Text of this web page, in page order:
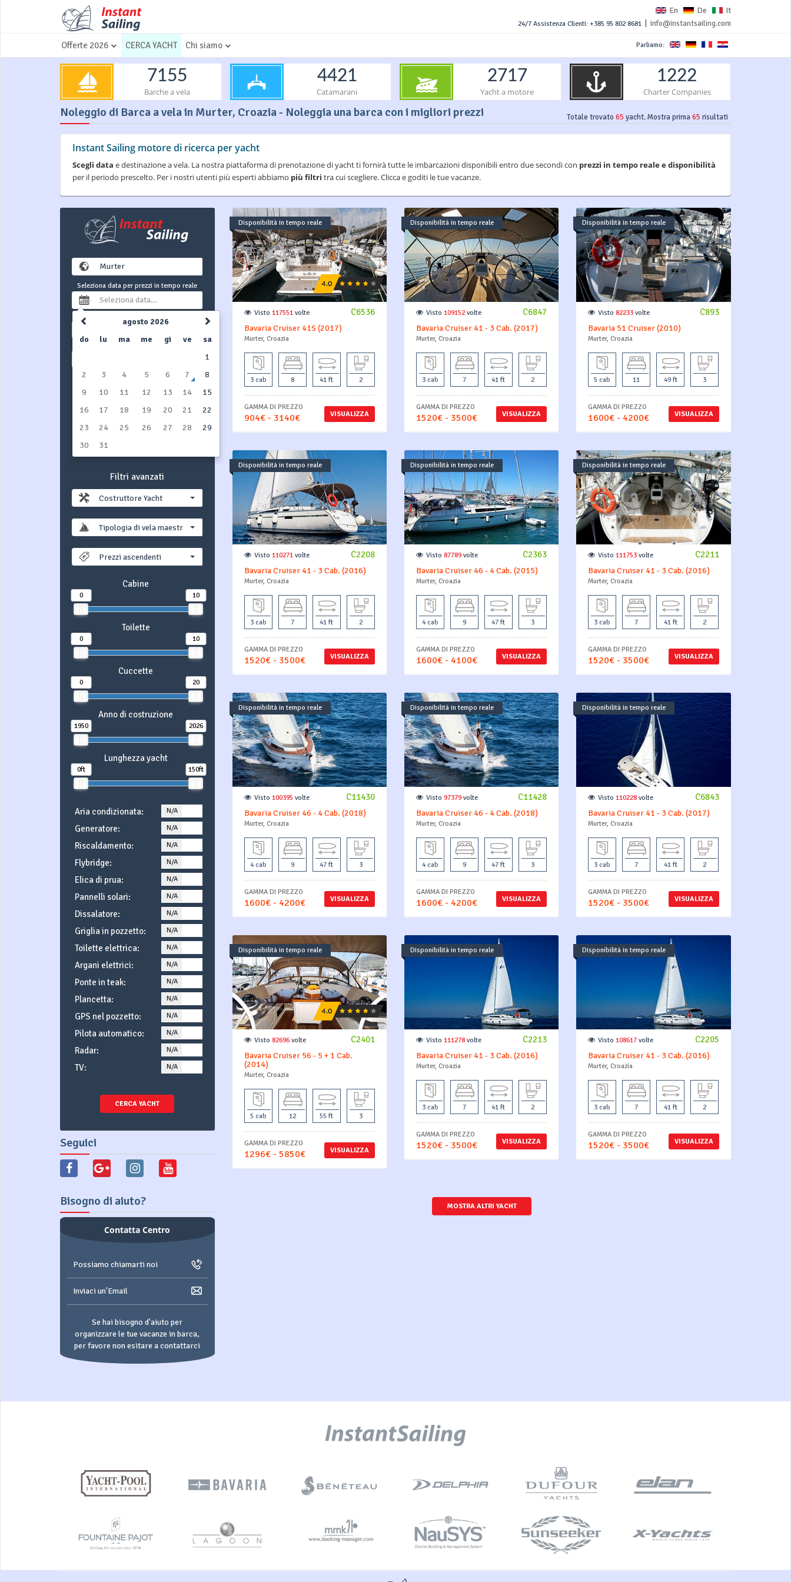
En De It
24/7 Assistenza Clienti: +385 95 802 8681 info@instantsailing.com
Parliamo:
Offerte 2026 CERCA YACHT Chi siamo
7155
Barche a vela
4421
Catamarani
2717
Yacht a motore
1222
Charter Companies
Noleggio di Barca a vela in Murter, Croazia - Noleggia una barca con i migliori prezzi Totale trovato 65 yacht. Mostra prima65 risultati
Instant Sailing motore di ricerca per yacht
Scegli data e destinazione a vela. La nostra piattaforma di prenotazione di yacht ti fornirà tutte le imbarcazioni disponibili entro due secondi con prezzi in tempo reale e disponibilità
per il periodo prescelto. Per i nostri utenti più esperti abbiamo più filtri tra cui scegliere. Clicca e goditi le tue vacanze.
Seleziona data per prezzi in tempo reale
agosto 2026
do
lu ma me gi ve
sa
1
2
3 4 5 6 7
8
9
10 11 12 13 14
15
16
17 18 19 20 21
22
23
24 25 26 27 28
29
30
31
CERCA YACHT
Includi le barche attualmente in
pre-prenotazione (opzione)
NO
Filtri avanzati
Costruttore Yacht
Tipologia di vela maestra
Prezzi ascendenti
Cabine
0 10
Toilette
0 10
Cuccette
0 20
Anno di costruzione
1950 2026
Lunghezza yacht
0ft 150ft
Aria condizionata: N/A
Generatore: N/A
Riscaldamento: N/A
Flybridge: N/A
Elica di prua: N/A
Pannelli solari: N/A
Dissalatore: N/A
Griglia in pozzetto: N/A
Toilette elettrica: N/A
Argani elettrici: N/A
Ponte in teak: N/A
Plancetta: N/A
GPS nel pozzetto: N/A
Pilota automatico: N/A
Radar: N/A
TV: N/A
CERCA YACHT
Seguici
Bisogno di aiuto?
Contatta Centro
Possiamo chiamarti noi
Inviaci un'Email
Se hai bisogno d'aiuto per
organizzare le tue vacanze in barca,
per favore non esitare a contattarci
Disponibilità in tempo reale
C6536
Visto 117551volte
Bavaria Cruiser 41S (2017)
Murter, Croazia
3 cab 8 41 ft 2
VISUALIZZA
GAMMA DI PREZZO
904€ - 3140€
Disponibilità in tempo reale
C6847
Visto 109152volte
Bavaria Cruiser 41 - 3 Cab. (2017)
Murter, Croazia
3 cab 7 41 ft 2
VISUALIZZA
GAMMA DI PREZZO
1520€ - 3500€
Disponibilità in tempo reale
C893
Visto82233 volte
Bavaria 51 Cruiser (2010)
Murter, Croazia
5 cab 11 49 ft 3
VISUALIZZA
GAMMA DI PREZZO
1600€ - 4200€
Disponibilità in tempo reale
C2208
Visto 110271volte
Bavaria Cruiser 41 - 3 Cab. (2016)
Murter, Croazia
3 cab 7 41 ft 2
VISUALIZZA
GAMMA DI PREZZO
1520€ - 3500€
Disponibilità in tempo reale
C2363
Visto 87789volte
Bavaria Cruiser 46 - 4 Cab. (2015)
Murter, Croazia
4 cab 9 47 ft 3
VISUALIZZA
GAMMA DI PREZZO
1600€ - 4100€
Disponibilità in tempo reale
C2211
Visto111753 volte
Bavaria Cruiser 41 - 3 Cab. (2016)
Murter, Croazia
3 cab 7 41 ft 2
VISUALIZZA
GAMMA DI PREZZO
1520€ - 3500€
Disponibilità in tempo reale
C11430
Visto 100395 volte
Bavaria Cruiser 46 - 4 Cab. (2018)
Murter, Croazia
4 cab 9 47 ft 3
VISUALIZZA
GAMMA DI PREZZO
1600€ - 4200€
Disponibilità in tempo reale
C11428
Visto 97379volte
Bavaria Cruiser 46 - 4 Cab. (2018)
Murter, Croazia
4 cab 9 47 ft 3
VISUALIZZA
GAMMA DI PREZZO
1600€ - 4200€
Disponibilità in tempo reale
C6843
Visto110228 volte
Bavaria Cruiser 41 - 3 Cab. (2017)
Murter, Croazia
3 cab 7 41 ft 2
VISUALIZZA
GAMMA DI PREZZO
1520€ - 3500€
Disponibilità in tempo reale
C2401
Visto 82696volte
Bavaria Cruiser 56 - 5 + 1 Cab.
(2014)
Murter, Croazia
5 cab 12 55 ft 3
VISUALIZZA
GAMMA DI PREZZO
1296€ - 5850€
Disponibilità in tempo reale
C2213
Visto 111278volte
Bavaria Cruiser 41 - 3 Cab. (2016)
Murter, Croazia
3 cab 7 41 ft 2
VISUALIZZA
GAMMA DI PREZZO
1520€ - 3500€
Disponibilità in tempo reale
C2205
Visto108617 volte
Bavaria Cruiser 41 - 3 Cab. (2016)
Murter, Croazia
3 cab 7 41 ft 2
VISUALIZZA
GAMMA DI PREZZO
1520€ - 3500€
MOSTRA ALTRI YACHT